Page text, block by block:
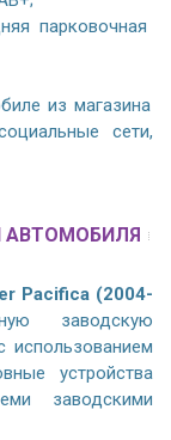
парковочная
из магазина
сети,
АВТОМОБИЛЯ
Pacifica (2004-
заводскую
использованием
устройства
заводскими